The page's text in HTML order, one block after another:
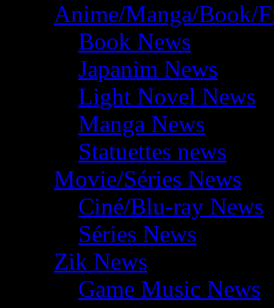
Anime/Manga/Book/
Book News
Japanim News
Light Novel News
Manga News
Statuettes news
Movie/Séries News
Ciné/Blu-ray News
Séries News
Zik News
Game Music News